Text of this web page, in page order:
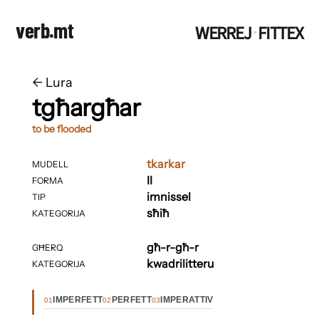
verb.mt WERREJ·FITTEX
← ​​Lura
tgħargħar
to be flooded
MUDELL
FORMA
TIP
KATEGORIJA
GĦERQ
KATEGORIJA
tkarkar
II
imnissel
sħiħ
għ-r-għ-r
kwadrilitteru
01 IMPERFETT02 PERFETT03 IMPERATTIV